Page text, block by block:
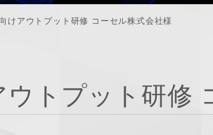
けアウトプット研修 コーセル株式会社様
トプット研修